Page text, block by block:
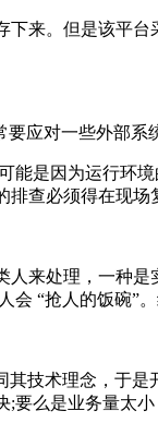
来。但是该平
应对一些外部系
能是因为运行环
查必须得在现
来处理，一种
“抢人的饭碗”。
技术理念，于
么是业务量太小